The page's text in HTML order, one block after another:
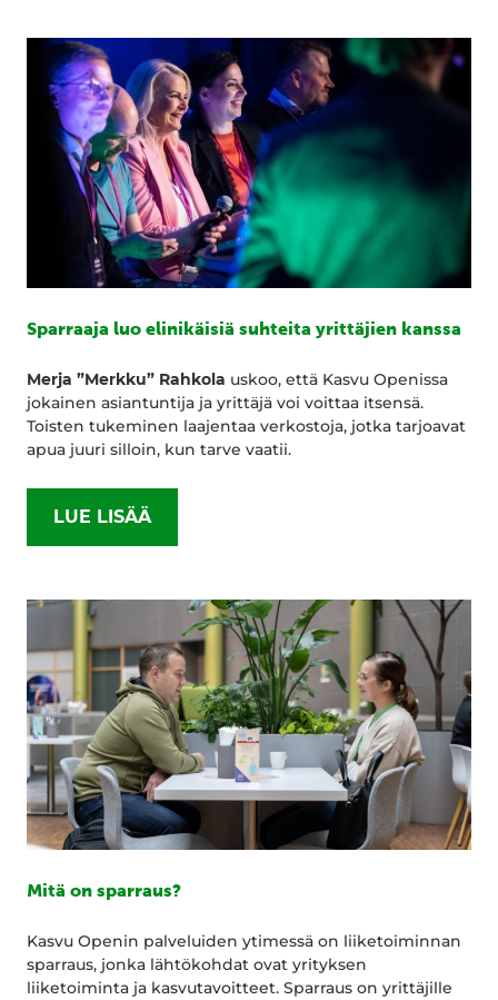
Sparraaja luo elinikäisiä suhteita yrittäjien kanssa
Merja ”Merkku” Rahkola uskoo, että Kasvu Openissa
jokainen asiantuntija ja yrittäjä voi voittaa itsensä.
Toisten tukeminen laajentaa verkostoja, jotka tarjoavat
apua juuri silloin, kun tarve vaatii.
LUE LISÄÄ
Mitä on sparraus?
Kasvu Openin palveluiden ytimessä on liiketoiminnan
sparraus, jonka lähtökohdat ovat yrityksen
liiketoiminta ja kasvutavoitteet. Sparraus on yrittäjille